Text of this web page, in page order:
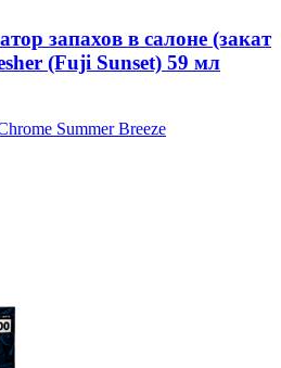
запахов в салоне (закат
(Fuji Sunset) 59 мл
Summer Breeze